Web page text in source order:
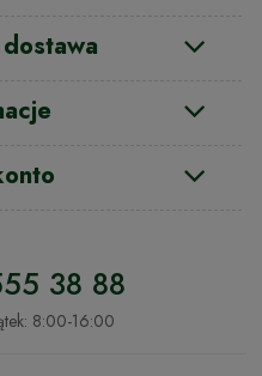
dostawa
38 88
8:00-16:00